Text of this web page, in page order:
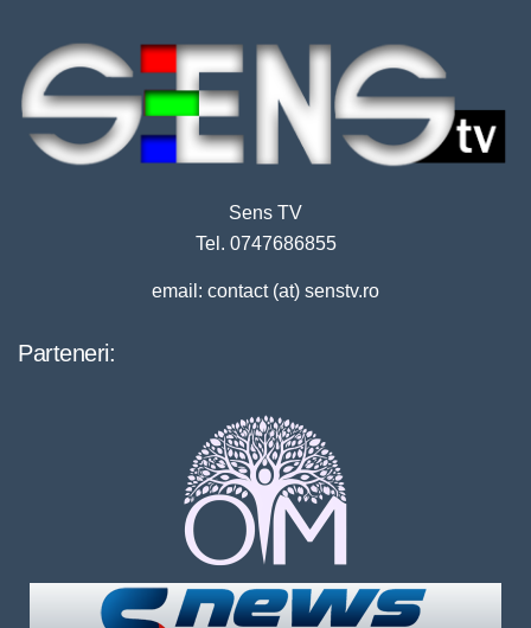
Sens TV
Tel. 0747686855
email: contact (at) senstv.ro
Parteneri: